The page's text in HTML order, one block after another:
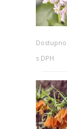
s DPH